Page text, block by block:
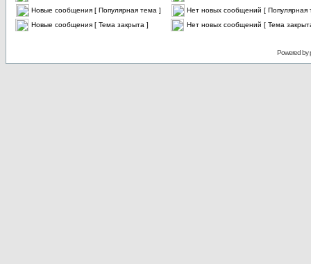
Новые сообщения [ Популярная тема ]
Нет новых сообщений [ Популярная
Новые сообщения [ Тема закрыта ]
Нет новых сообщений [ Тема
Powered by